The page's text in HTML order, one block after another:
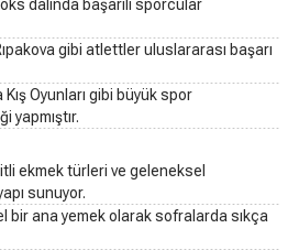
dalında başarılı sporcular
gibi atlettler uluslararası başarı
Oyunları gibi büyük spor
yapmıştır.
ekmek türleri ve geleneksel
sunuyor.
bir ana yemek olarak sofralarda sıkça